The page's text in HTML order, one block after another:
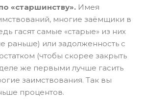
«старшинству». Имея
многие заёмщики в
гасят самые «старые» из них
раньше) или задолженность с
(чтобы скорее закрыть
же первыми лучше гасить
заимствования. Так вы
процентов.